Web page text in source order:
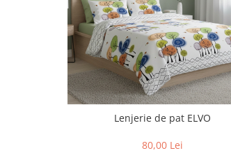
Lenjerie de pat ELVO
80,00 Lei